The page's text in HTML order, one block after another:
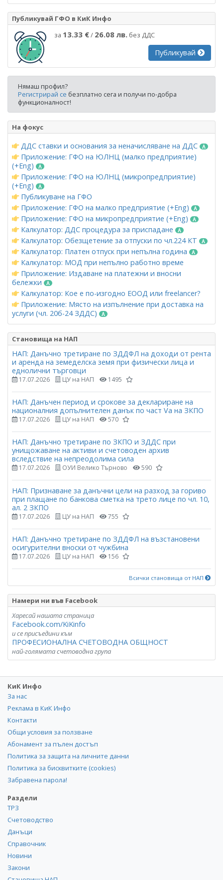
Публикувай ГФО в КиК Инфо
за 13.33 €/ 26.08 лв. без ДДС
Публикувай
Нямаш профил?
Регистрирай се безплатно сега и получи по-добра
функционалност!
На фокус
ДДС ставки и основания за неначисляване на ДДС
Приложение: ГФО на ЮЛНЦ (малко предприятие)
(+Eng)
Приложение: ГФО на ЮЛНЦ (микропредприятие)
(+Eng)
Публикуване на ГФО
Приложение: ГФО на малко предприятие (+Eng)
Приложение: ГФО на микропредприятие (+Eng)
Калкулатор: ДДС процедура за приспадане
Калкулатор: Обезщетение за отпуски по чл.224 КТ
Калкулатор: Платен отпуск при непълна година
Калкулатор: МОД при непълно работно време
Приложение: Издаване на платежни и вносни
бележки
Калкулатор: Кое е по-изгодно ЕООД или freelancer?
Приложение: Място на изпълнение при доставка на
услуги (чл. 20б-24 ЗДДС)
Становища на НАП
НАП: Данъчно третиране по ЗДДФЛ на доходи от рента
и аренда на земеделска земя при физически лица и
еднолични търговци
17.07.2026 ЦУ на НАП 1495
НАП: Данъчен период и срокове за деклариране на
националния допълнителен данък по част Vа на ЗКПО
17.07.2026 ЦУ на НАП 570
НАП: Данъчно третиране по ЗКПО и ЗДДС при
унищожаване на активи и счетоводен архив
вследствие на непреодолима сила
17.07.2026 ОУИ Велико Търново 590
НАП: Признаване за данъчни цели на разход за гориво
при плащане по банкова сметка на трето лице по чл. 10,
ал. 2 ЗКПО
17.07.2026 ЦУ на НАП 755
НАП: Данъчно третиране по ЗДДФЛ на възстановени
осигурителни вноски от чужбина
17.07.2026 ЦУ на НАП 156
Всички становища от НАП
Намери ни във Facebook
Харесай нашата страница
Facebook.com/KiKinfo
и се присъедини към
ПРОФЕСИОНАЛНА СЧЕТОВОДНА ОБЩНОСТ
най-голямата счетоводна група
КиК Инфо
За нас
Реклама в КиК Инфо
Контакти
Общи условия за ползване
Абонамент за пълен достъп
Политика за защита на личните данни
Политика за бисквитките (cookies)
Забравена парола!
Раздели
ТРЗ
Счетоводство
Данъци
Справочник
Новини
Закони